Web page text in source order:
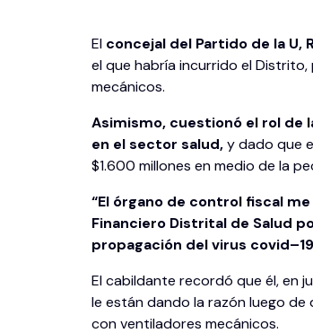
El concejal del Partido de la U,
el que habría incurrido el
mecánicos.
Asimismo, cuestionó el rol de
en el sector salud,y dado que
$1.600 millones en medio de la
“El órgano de control fiscal
Financiero Distrital de Salud
propagación del virus
El cabildante recordó que él, en
le están dando la razón luego
con ventiladores mecánicos.